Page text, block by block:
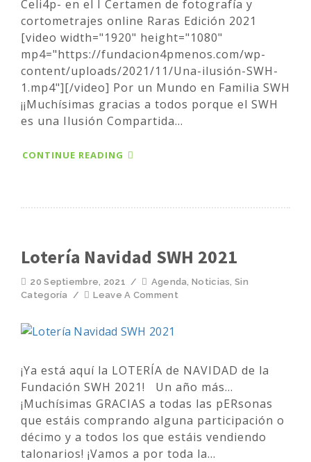
Celi4p- en el I Certamen de fotografía y
cortometrajes online Raras Edición 2021
[video width="1920" height="1080"
mp4="https://fundacion4pmenos.com/wp-
content/uploads/2021/11/Una-ilusión-SWH-
1.mp4"][/video] Por un Mundo en Familia SWH
¡¡Muchísimas gracias a todos porque el SWH
es una Ilusión Compartida...
CONTINUE READING
Lotería Navidad SWH 2021
20 Septiembre, 2021 / Agenda,Noticias,Sin
Categoría
/ Leave A Comment
¡Ya está aquí la LOTERÍA de NAVIDAD de la
Fundación SWH 2021! Un año más...
¡Muchísimas GRACIAS a todas las pERsonas
que estáis comprando alguna participación o
décimo y a todos los que estáis vendiendo
talonarios! ¡Vamos a por toda la...